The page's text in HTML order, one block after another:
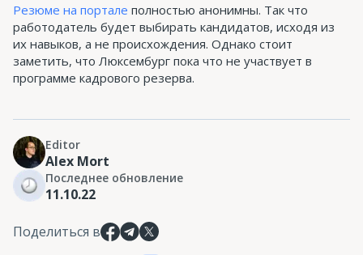
Резюме на портале полностью анонимны. Так что
работодатель будет выбирать кандидатов, исходя из
их навыков, а не происхождения. Однако стоит
заметить, что Люксембург пока что не участвует в
программе кадрового резерва.
Editor
Alex Mort
Последнее обновление
11.10.22
Поделиться в